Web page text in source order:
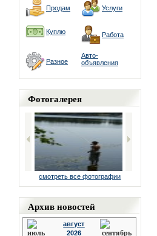
Продам Услуги
Куплю Работа
Разное
Авто-
объявления
Фотогалерея
смотреть все фотографии
Архив новостей
август
2026